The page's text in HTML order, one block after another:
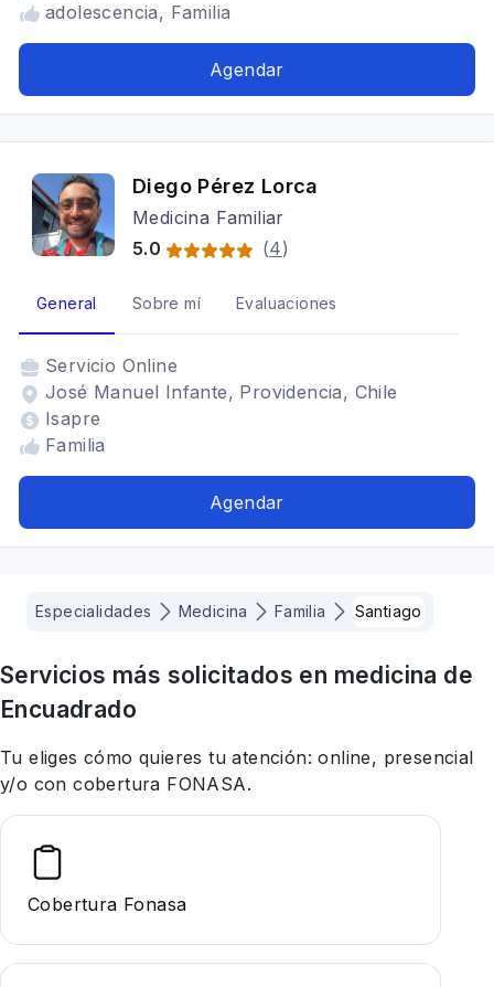
adolescencia, Familia
Agendar
Diego Pérez Lorca
Medicina Familiar
5.0
(4)
General Sobre mí Evaluaciones
Servicio Online
José Manuel Infante, Providencia, Chile
Isapre
Familia
Agendar
Especialidades Medicina Familia Santiago
Servicios más solicitados en medicina de
Encuadrado
Tu eliges cómo quieres tu atención: online, presencial
y/o con cobertura FONASA.
Cobertura Fonasa